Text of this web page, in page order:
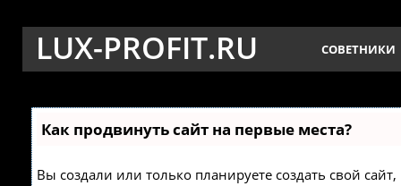
LUX-PROFIT.RU СОВЕТНИКИ
Как продвинуть сайт на первые места?
Вы создали или только планируете создать свой